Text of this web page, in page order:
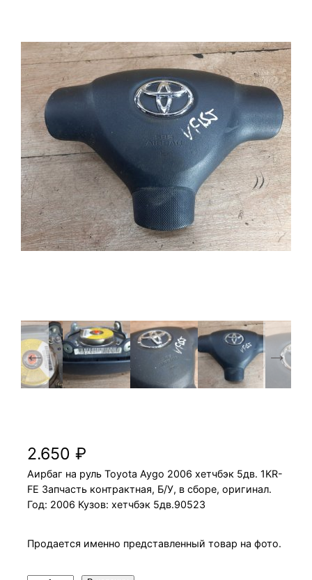
2.650₽
Аирбаг на руль Toyota Aygo 2006 хетчбэк 5дв. 1KR-
FE Запчасть контрактная, Б/У, в сборе, оригинал.
Год: 2006 Кузов: хетчбэк 5дв.90523
Продается именно представленный товар на фото.